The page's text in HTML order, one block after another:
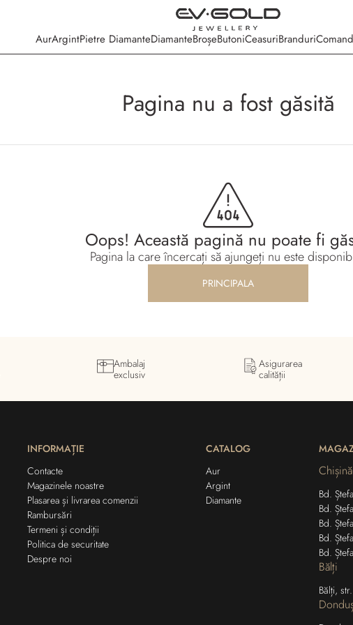
AurArgintPietre DiamanteDiamanteBroșeButoniCeasuriBranduri
Pagina nu a fost găsită
Oops! Această pagină nu poate fi
Pagina la care încercați să ajungeți nu este
PRINCIPALA
Ambalaj
exclusiv
Asigurarea
calității
INFORMAȚIE
Contacte
Magazinele noastre
Plasarea și livrarea comenzii
Rambursări
Termeni și condiții
Politica de securitate
Despre noi
CATALOG
Aur
Argint
Diamante
Bd.
Bd.
Bd.
Bd.
Bd.
Bălți
Bălți,